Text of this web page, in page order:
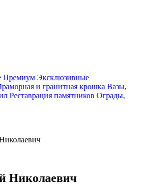
Премиум Эксклюзивные
и гранитная крошка Вазы,
Реставрация памятников Ограды,
Николаевич